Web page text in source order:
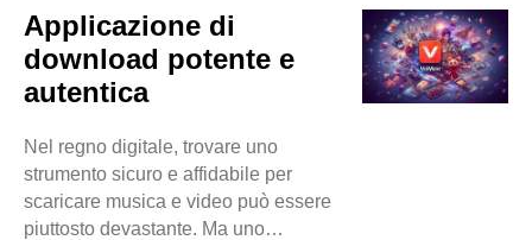
Applicazione di
download potente e
autentica
Nel regno digitale, trovare uno
strumento sicuro e affidabile per
scaricare musica e video può essere
piuttosto devastante. Ma uno